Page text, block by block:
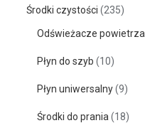
Środki czystości (235)
Odświeżacze powietrza
Płyn do szyb (10)
Płyn uniwersalny (9)
Środki do prania (18)